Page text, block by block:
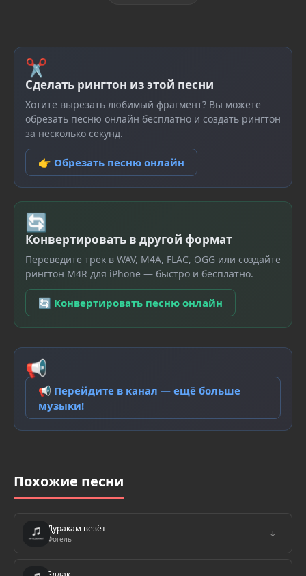
✂
Сделать рингтон из этой песни
Хотите вырезать любимый фрагмент? Вы можете
обрезать песню онлайн бесплатно и создать рингтон
за несколько секунд.
👉 Обрезать песню онлайн
🔄
Конвертировать в другой формат
Переведите трек в WAV, M4A, FLAC, OGG или создайте
рингтон M4R для iPhone — быстро и бесплатно.
🔄 Конвертировать песню онлайн
📢
📢 Перейдите в канал — ещё больше
музыки!
Похожие песни
Дуракам везёт
Фогель
↓